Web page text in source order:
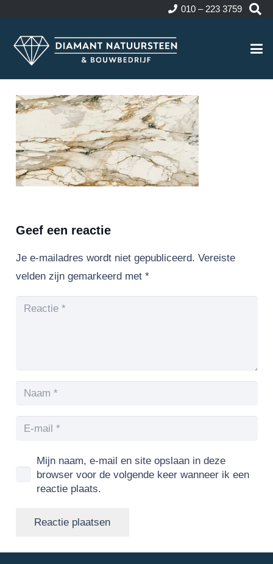
010 – 223 3759
Geef een reactie
Je e-mailadres wordt niet gepubliceerd. Vereiste
velden zijn gemarkeerd met *
Mijn naam, e-mail en site opslaan in deze
browser voor de volgende keer wanneer ik een
reactie plaats.
Reactie plaatsen